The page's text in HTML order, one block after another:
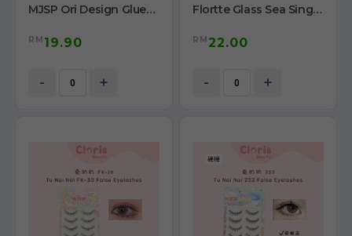
MJSP Ori Design Glue-
RM 19.90
- +
Flortte Glass Sea Single
RM 22.00
- +